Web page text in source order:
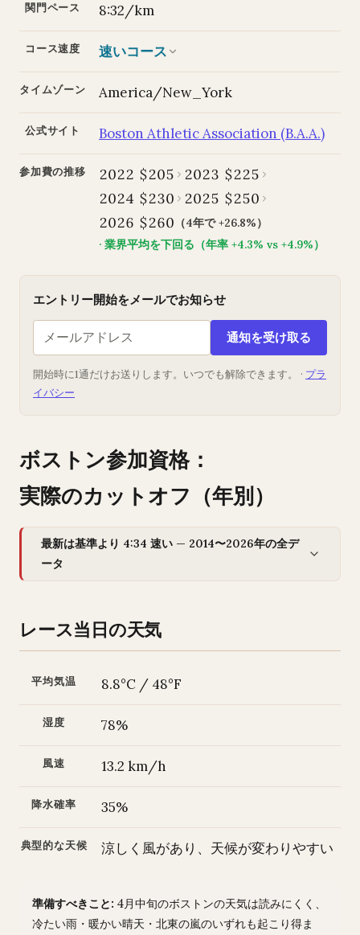
関門ペース 8:32/km
コース速度 速いコース
タイムゾーン America/New_York
公式サイト Boston Athletic Association (B.A.A.)
参加費の推移 2022 $205
2023 $225
2024 $230
2025 $250
2026 $260 （4年で +26.8%）
· 業界平均を下回る（年率 +4.3% vs +4.9%）
エントリー開始をメールでお知らせ
通知を受け取る
開始時に1通だけお送りします。いつでも解除できます。 · プラ
イバシー
ボストン参加資格：
実際のカットオフ（年別）
最新は基準より 4:34 速い — 2014〜2026年の全デ
ータ
レース当日の天気
平均気温 8.8°C / 48°F
湿度 78%
風速 13.2 km/h
降水確率 35%
典型的な天候 涼しく風があり、天候が変わりやすい
準備すべきこと: 4月中旬のボストンの天気は読みにくく、
冷たい雨・暖かい晴天・北東の嵐のいずれも起こり得ま